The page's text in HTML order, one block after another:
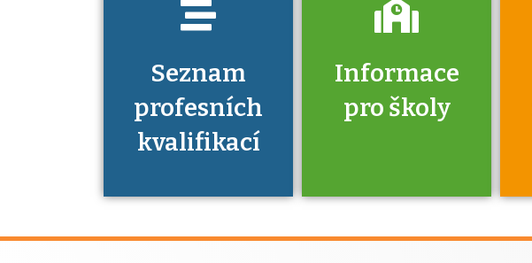
Seznam
profesních
kvalifikací
Informace
pro školy
Víte, že jako škola